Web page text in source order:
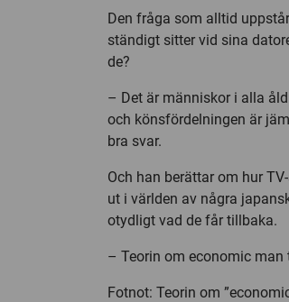
Den fråga som alltid
ständigt sitter vid sina
de?
– Det är människor i alla
och könsfördelningen är
bra svar.
Och han berättar om hur
ut i världen av några
otydligt vad de får tillbaka.
– Teorin om economic
Fotnot: Teorin om